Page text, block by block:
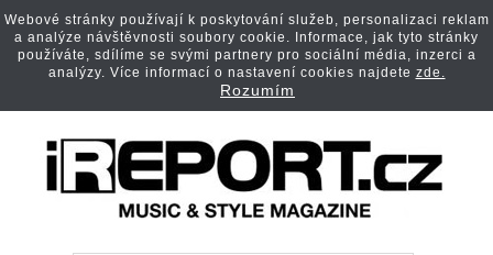
Webové stránky používají k poskytování služeb, personalizaci reklam
a analýze návštěvnosti soubory cookie. Informace, jak tyto stránky
používáte, sdílíme se svými partnery pro sociální média, inzerci a
analýzy. Více informací o nastavení cookies najdete zde.
Rozumím